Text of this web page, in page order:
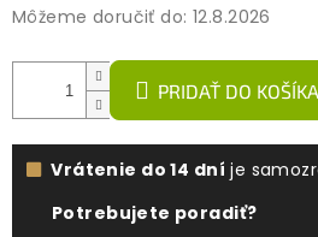
Môžeme doručiť do: 12.8.2026
PRIDAŤ DO KOŠÍKA
Vrátenie do 14 dní je
Potrebujete poradiť?